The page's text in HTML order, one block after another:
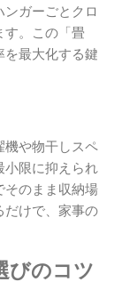
ガーごとクロ
す。この「畳
を最大化する鍵
機や物干しスペ
小限に抑えられ
そのまま収納場
だけで、家事の
びのコツ